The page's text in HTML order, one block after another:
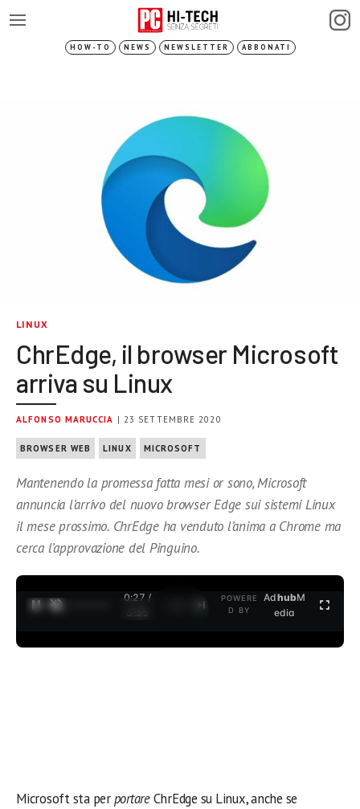
HOW-TO NEWS NEWSLETTER ABBONATI
LINUX
ChrEdge, il browser Microsoft
arriva su Linux
ALFONSO MARUCCIA | 23 SETTEMBRE 2020
BROWSER WEB LINUX MICROSOFT
Mantenendo la promessa fatta mesi or sono, Microsoft
annuncia l’arrivo del nuovo browser Edge sui sistemi Linux
il mese prossimo. ChrEdge ha venduto l’anima a Chrome ma
cerca l’approvazione del Pinguino.
0:27 /
3:35
POWERE
D BY
AdhubM
edia
Microsoft sta perportareChrEdge su Linux, anche se